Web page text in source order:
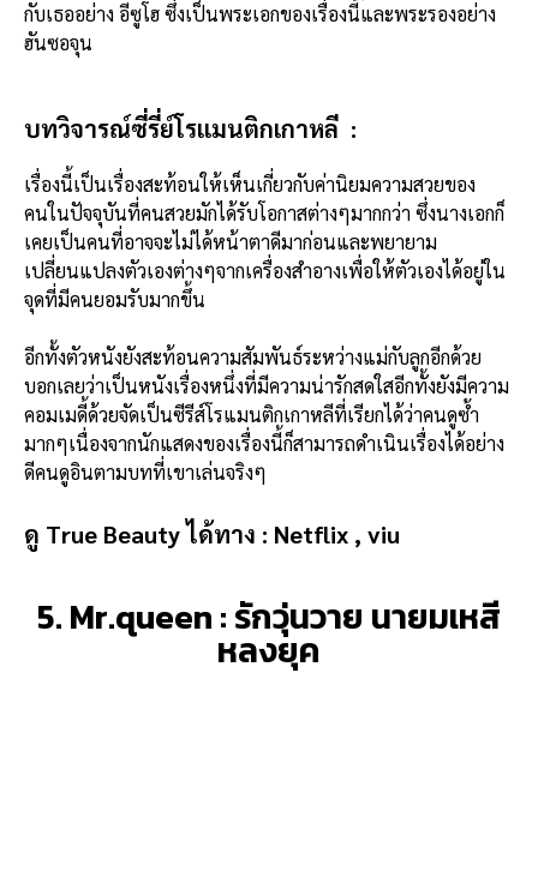
กับเธออย่าง อีซูโฮ ซึ่งเป็นพระเอกของเรื่องนี้และพระรองอย่าง
ฮันซอจุน
บทวิจารณ์ซี่รี่ย์โรแมนติกเกาหลี :
เรื่องนี้เป็นเรื่องสะท้อนให้เห็นเกี่ยวกับค่านิยมความสวยของ
คนในปัจจุบันที่คนสวยมักได้รับโอกาสต่างๆมากกว่า ซึ่งนางเอกก็
เคยเป็นคนที่อาจจะไม่ได้หน้าตาดีมาก่อนและพยายาม
เปลี่ยนแปลงตัวเองต่างๆจากเครื่องสำอางเพื่อให้ตัวเองได้อยู่ใน
จุดที่มีคนยอมรับมากขึ้น
อีกทั้งตัวหนังยังสะท้อนความสัมพันธ์ระหว่างแม่กับลูกอีกด้วย
บอกเลยว่าเป็นหนังเรื่องหนึ่งที่มีความน่ารักสดใสอีกทั้งยังมีความ
คอมเมดี้ด้วยจัดเป็นซีรีส์โรแมนติกเกาหลีที่เรียกได้ว่าคนดูซ้ำ
มากๆเนื่องจากนักแสดงของเรื่องนี้ก็สามารถดำเนินเรื่องได้อย่าง
ดีคนดูอินตามบทที่เขาเล่นจริงๆ
ดู True Beauty ได้ทาง : Netflix , viu
5. Mr.queen : รักวุ่นวาย นายมเหสี
หลงยุค